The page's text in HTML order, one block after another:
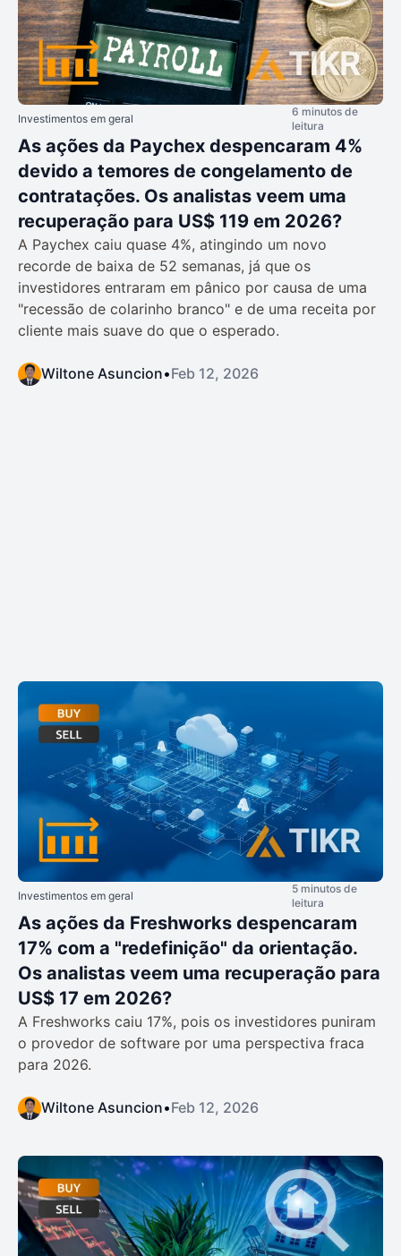
Investimentos em geral
6 minutos de
leitura
As ações da Paychex despencaram 4%
devido a temores de congelamento de
contratações. Os analistas veem uma
recuperação para US$ 119 em 2026?
A Paychex caiu quase 4%, atingindo um novo
recorde de baixa de 52 semanas, já que os
investidores entraram em pânico por causa de uma
"recessão de colarinho branco" e de uma receita por
cliente mais suave do que o esperado.
Wiltone Asuncion•Feb 12, 2026
Investimentos em geral
5 minutos de
leitura
As ações da Freshworks despencaram
17% com a "redefinição" da orientação.
Os analistas veem uma recuperação para
US$ 17 em 2026?
A Freshworks caiu 17%, pois os investidores puniram
o provedor de software por uma perspectiva fraca
para 2026.
Wiltone Asuncion•Feb 12, 2026